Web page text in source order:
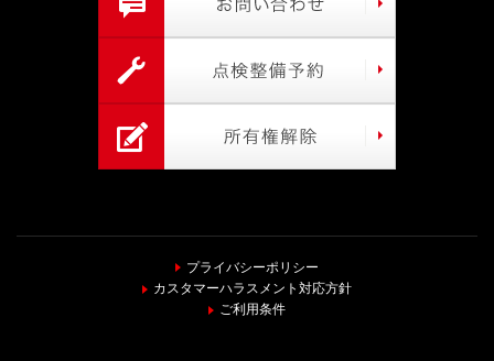
プライバシーポリシー
カスタマーハラスメント対応方針
ご利用条件